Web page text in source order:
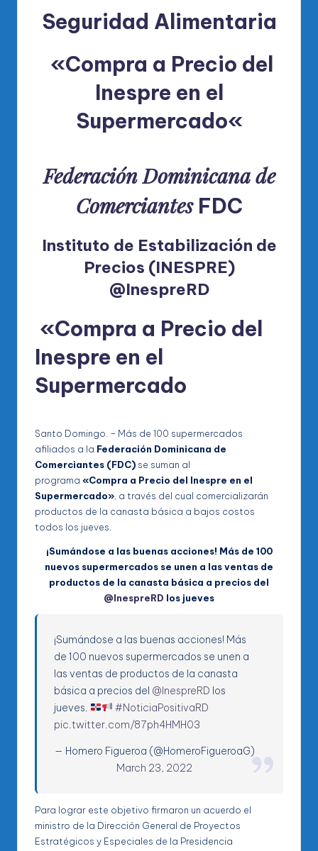
Seguridad Alimentaria
«Compra a Precio del
Inespre en el
Supermercado«
Federación Dominicana de
ComerciantesFDC
Instituto de Estabilización de
Precios (INESPRE)
@InespreRD
«Compra a Precio del
Inespre en el
Supermercado
Santo Domingo. – Más de 100 supermercados
afiliados a la Federación Dominicana de
Comerciantes (FDC) se suman al
programa «Compra a Precio del Inespre en el
Supermercado» , a través del cual comercializarán
productos de la canasta básica a bajos costos
todos los jueves.
¡Sumándose a las buenas acciones! Más de 100
nuevos supermercados se unen a las ventas de
productos de la canasta básica a precios del
@InespreRD los jueves
¡Sumándose a las buenas acciones! Más
de 100 nuevos supermercados se unen a
las ventas de productos de la canasta
básica a precios del @InespreRD los
jueves.
#NoticiaPositivaRD
pic.twitter.com/87ph4HMH03
— Homero Figueroa (@HomeroFigueroaG)
March 23, 2022
Para lograr este objetivo firmaron un acuerdo el
ministro de la Dirección General de Proyectos
Estratégicos y Especiales de la Presidencia